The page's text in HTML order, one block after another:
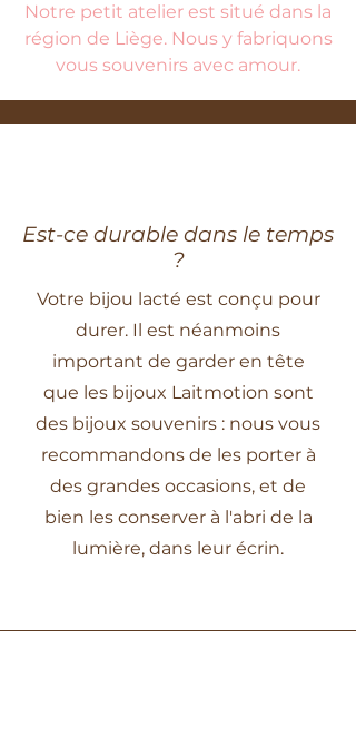
Notre petit atelier est situé dans la
région de Liège. Nous y fabriquons
vous souvenirs avec amour.
Est-ce durable dans le temps
?
Votre bijou lacté est conçu pour
durer. Il est néanmoins
important de garder en tête
que les bijoux Laitmotion sont
des bijoux souvenirs : nous vous
recommandons de les porter à
des grandes occasions, et de
bien les conserver à l'abri de la
lumière, dans leur écrin.